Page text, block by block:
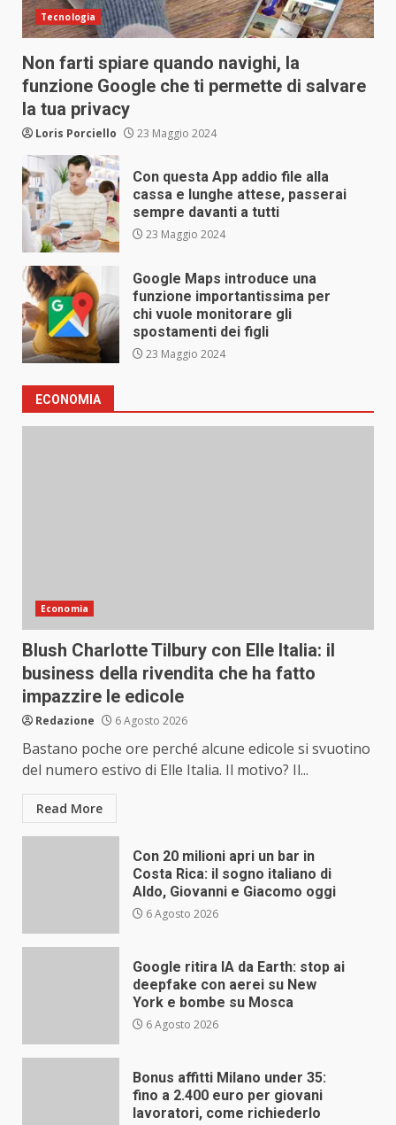
Tecnologia
Non farti spiare quando navighi, la
funzione Google che ti permette di salvare
la tua privacy
Loris Porciello 23 Maggio 2024
Con questa App addio file alla
cassa e lunghe attese, passerai
sempre davanti a tutti
23 Maggio 2024
Google Maps introduce una
funzione importantissima per
chi vuole monitorare gli
spostamenti dei figli
23 Maggio 2024
ECONOMIA
Economia
Blush Charlotte Tilbury con Elle Italia: il
business della rivendita che ha fatto
impazzire le edicole
Redazione 6 Agosto 2026
Bastano poche ore perché alcune edicole si svuotino
del numero estivo di Elle Italia. Il motivo? Il...
Read More
Con 20 milioni apri un bar in
Costa Rica: il sogno italiano di
Aldo, Giovanni e Giacomo oggi
6 Agosto 2026
Google ritira IA da Earth: stop ai
deepfake con aerei su New
York e bombe su Mosca
6 Agosto 2026
Bonus affitti Milano under 35:
fino a 2.400 euro per giovani
lavoratori, come richiederlo